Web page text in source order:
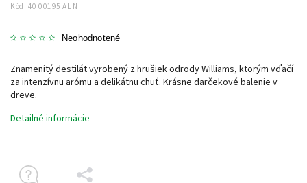
Kód: 40 00195 AL N
Neohodnotené
Znamenitý destilát vyrobený z hrušiek odrody Williams, ktorým vďačí
za intenzívnu arómu a delikátnu chuť. Krásne darčekové balenie v
dreve.
Detailné informácie